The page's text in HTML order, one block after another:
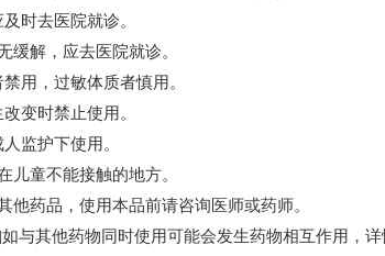
时去医院就诊。
缓解，应去医院就诊。
用，过敏体质者慎用。
变时禁止使用。
监护下使用。
儿童不能接触的地方。
他药品，使用本品前请咨询医师或药师。
与其他药物同时使用可能会发生药物相互作用，详